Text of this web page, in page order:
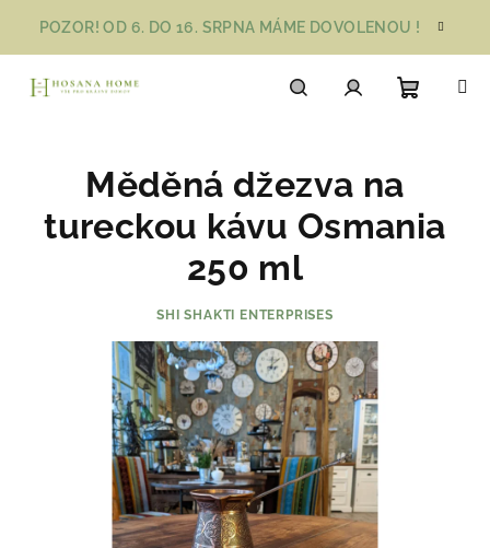
obsah
POZOR! OD 6. DO 16. SRPNA MÁME DOVOLENOU !
Měděná džezva na
tureckou kávu Osmania
250 ml
SHI SHAKTI ENTERPRISES